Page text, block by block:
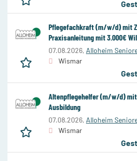
Pflegefachkraft (m/w/d) mit
Praxisanleitung mit 3.000€
07.08.2026, Alloheim
Wismar
Altenpflegehelfer (m/w/d) mit
Ausbildung
07.08.2026, Alloheim
Wismar